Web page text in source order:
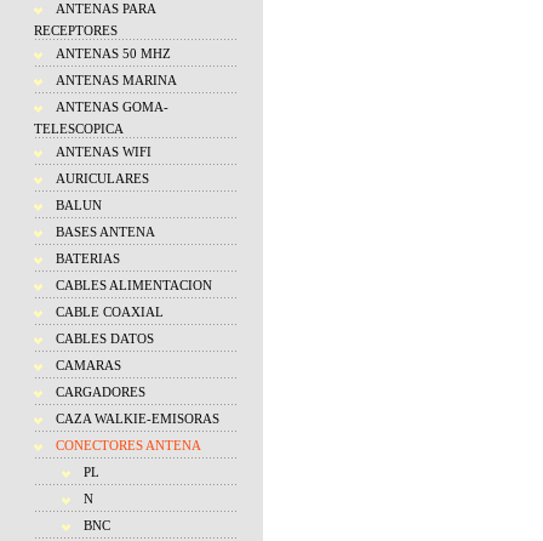
ANTENAS PARA
RECEPTORES
ANTENAS 50 MHZ
ANTENAS MARINA
ANTENAS GOMA-
TELESCOPICA
ANTENAS WIFI
AURICULARES
BALUN
BASES ANTENA
BATERIAS
CABLES ALIMENTACION
CABLE COAXIAL
CABLES DATOS
CAMARAS
CARGADORES
CAZA WALKIE-EMISORAS
CONECTORES ANTENA
PL
N
BNC